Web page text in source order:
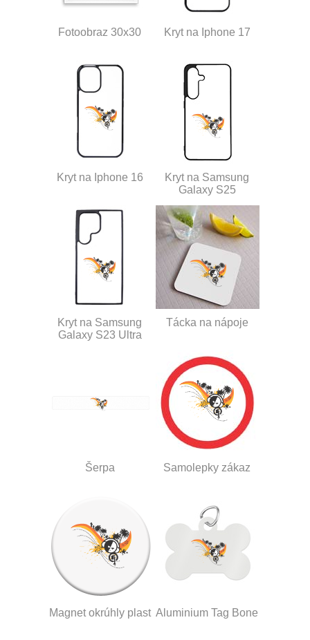
Fotoobraz 30x30 Kryt na Iphone 17
Kryt na Iphone 16
Kryt na Samsung
Galaxy S25
Kryt na Samsung
Galaxy S23 Ultra
Tácka na nápoje
Šerpa Samolepky zákaz
Magnet okrúhly plast Aluminium Tag Bone